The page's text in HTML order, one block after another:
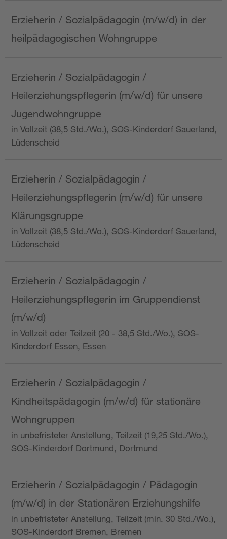
Erzieherin / Sozialpädagogin (m/w/d) in der
heilpädagogischen Wohngruppe
Erzieherin / Sozialpädagogin /
Heilerziehungspflegerin (m/w/d) für unsere
Jugendwohngruppe
in Vollzeit (38,5 Std./Wo.), SOS-Kinderdorf Sauerland,
Lüdenscheid
Erzieherin / Sozialpädagogin /
Heilerziehungspflegerin (m/w/d) für unsere
Klärungsgruppe
in Vollzeit (38,5 Std./Wo.), SOS-Kinderdorf Sauerland,
Lüdenscheid
Erzieherin / Sozialpädagogin /
Heilerziehungspflegerin im Gruppendienst
(m/w/d)
in Vollzeit oder Teilzeit (20 - 38,5 Std./Wo.), SOS-
Kinderdorf Essen, Essen
Erzieherin / Sozialpädagogin /
Kindheitspädagogin (m/w/d) für stationäre
Wohngruppen
in unbefristeter Anstellung, Teilzeit (19,25 Std./Wo.),
SOS-Kinderdorf Dortmund, Dortmund
Erzieherin / Sozialpädagogin / Pädagogin
(m/w/d) in der Stationären Erziehungshilfe
in unbefristeter Anstellung, Teilzeit (min. 30 Std./Wo.),
SOS-Kinderdorf Bremen, Bremen